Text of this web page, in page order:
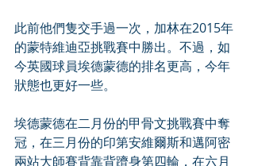
此前他們隻交手過一次，加林在2015年
的蒙特維迪亞挑戰賽中勝出。不過，如
今英國球員埃德蒙德的排名更高，今年
狀態也更好一些。
埃德蒙德在二月份的甲骨文挑戰賽中奪
冠，在三月份的印第安維爾斯和邁阿密
兩站大師賽背靠背躋身第四輪，在六月